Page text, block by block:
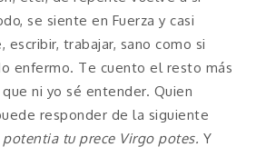
se siente en Fuerza y ​​casi
escribir, trabajar, sano como si
enfermo. Te cuento el resto más
ni yo sé entender. Quien
responder de la siguiente
potentia tu prece Virgo potes. Y